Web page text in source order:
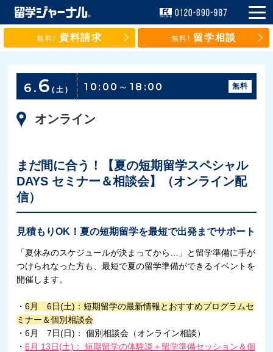
無料! 資料請求 無料! 留学相談
6. 6 (土) 10:00～18:00 無料
オンライン
まだ間に合う！【夏の短期留学スペシャル
DAYS セミナー＆相談会】（オンライン配
信）
見積もりOK！夏の短期留学を最短で出発までサポート
「夏休みのスケジュールが決まってから…」と留学準備に手が
つけられなった方も、最短で夏の留学準備ができるイベントを
開催します。
・ 6月 6日(土)：短期留学の最新情報とおすすめプログラムセ
ミナー＆個別相談会
・6月 7日(日)： 個別相談会（オンライン相談）
・ 6月 13日(土)： 短期留学の体験談＋留学準備セッション＆個